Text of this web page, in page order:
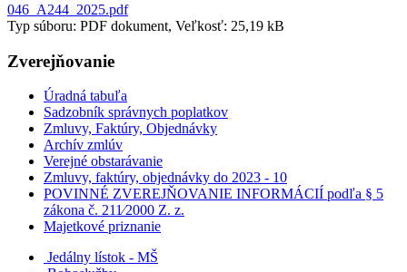
046_A244_2025.pdf
Typ súboru: PDF dokument, Veľkosť: 25,19 kB
Zverejňovanie
Úradná tabuľa
Sadzobník správnych poplatkov
Zmluvy, Faktúry, Objednávky
Archív zmlúv
Verejné obstarávanie
Zmluvy, faktúry, objednávky do 2023 - 10
POVINNÉ ZVEREJŇOVANIE INFORMÁCIÍ podľa § 5
zákona č. 211⁄2000 Z. z.
Majetkové priznanie
Jedálny lístok - MŠ